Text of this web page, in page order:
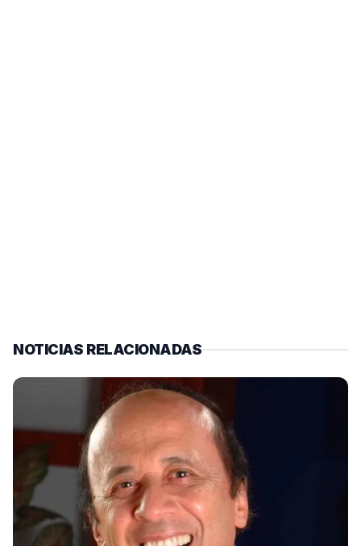
NOTICIAS RELACIONADAS